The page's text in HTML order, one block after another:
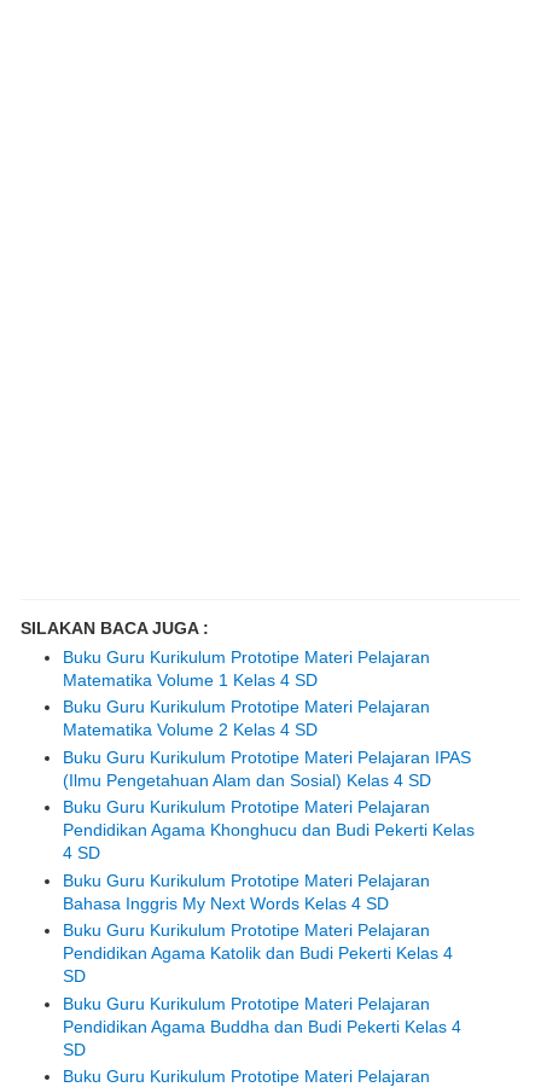
SILAKAN BACA JUGA :
Buku Guru Kurikulum Prototipe Materi Pelajaran
Matematika Volume 1 Kelas 4 SD
Buku Guru Kurikulum Prototipe Materi Pelajaran
Matematika Volume 2 Kelas 4 SD
Buku Guru Kurikulum Prototipe Materi Pelajaran IPAS
(Ilmu Pengetahuan Alam dan Sosial) Kelas 4 SD
Buku Guru Kurikulum Prototipe Materi Pelajaran
Pendidikan Agama Khonghucu dan Budi Pekerti Kelas
4 SD
Buku Guru Kurikulum Prototipe Materi Pelajaran
Bahasa Inggris My Next Words Kelas 4 SD
Buku Guru Kurikulum Prototipe Materi Pelajaran
Pendidikan Agama Katolik dan Budi Pekerti Kelas 4
SD
Buku Guru Kurikulum Prototipe Materi Pelajaran
Pendidikan Agama Buddha dan Budi Pekerti Kelas 4
SD
Buku Guru Kurikulum Prototipe Materi Pelajaran